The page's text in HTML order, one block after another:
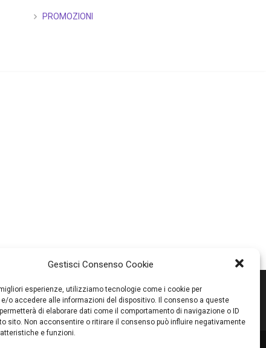
Gestisci Consenso Cookie
esperienze, utilizziamo tecnologie come i cookie per
o accedere alle informazioni del dispositivo. Il consenso a queste
di elaborare dati come il comportamento di navigazione o ID
sito. Non acconsentire o ritirare il consenso può influire negativamente
e funzioni.
PROMOZIONI